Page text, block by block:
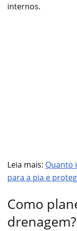
internos.
Leia mais: Quanto
para a pia e
Como
drenagem?